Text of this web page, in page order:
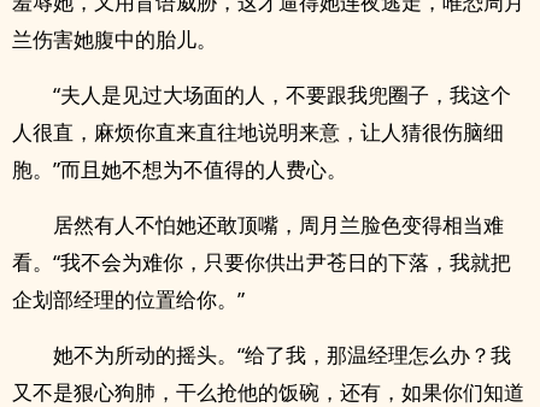
兰伤害她腹中的胎儿。
“夫人是见过大场面的人，不要跟我兜圈子，我这个
人很直，麻烦你直来直往地说明来意，让人猜很伤脑细
胞。”而且她不想为不值得的人费心。
居然有人不怕她还敢顶嘴，周月兰脸色变得相当难
看。“我不会为难你，只要你供出尹苍日的下落，我就把
企划部经理的位置给你。”
她不为所动的摇头。“给了我，那温经理怎么办？我
又不是狠心狗肺，干么抢他的饭碗，还有，如果你们知道